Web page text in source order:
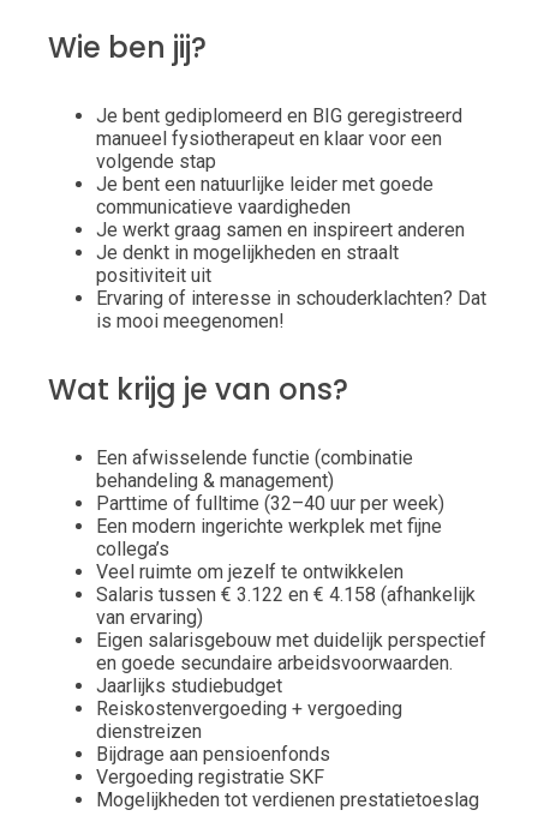
Wie ben jij?
Je bent gediplomeerd en BIG geregistreerd
manueel fysiotherapeut en klaar voor een
volgende stap
Je bent een natuurlijke leider met goede
communicatieve vaardigheden
Je werkt graag samen en inspireert anderen
Je denkt in mogelijkheden en straalt
positiviteit uit
Ervaring of interesse in schouderklachten? Dat
is mooi meegenomen!
Wat krijg je van ons?
Een afwisselende functie (combinatie
behandeling & management)
Parttime of fulltime (32–40 uur per week)
Een modern ingerichte werkplek met fijne
collega’s
Veel ruimte om jezelf te ontwikkelen
Salaris tussen € 3.122 en € 4.158 (afhankelijk
van ervaring)
Eigen salarisgebouw met duidelijk perspectief
en goede secundaire arbeidsvoorwaarden.
Jaarlijks studiebudget
Reiskostenvergoeding + vergoeding
dienstreizen
Bijdrage aan pensioenfonds
Vergoeding registratie SKF
Mogelijkheden tot verdienen prestatietoeslag